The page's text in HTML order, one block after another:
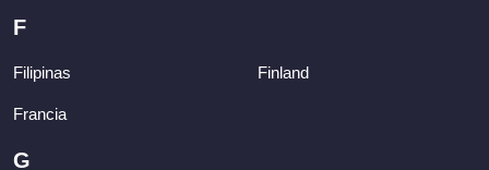
F
Filipinas Finland
Francia
G